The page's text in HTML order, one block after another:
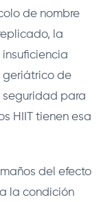
de nombre
la
geriátrico de
seguridad para
HIIT tienen esa
del efecto
la condición